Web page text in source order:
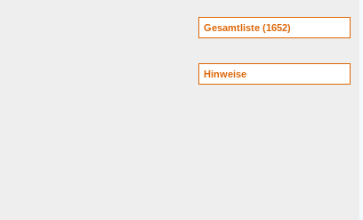
Gesamtliste (1652)
Hinweise